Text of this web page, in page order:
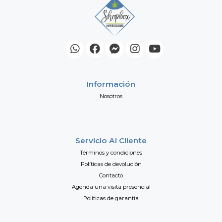
Información
Nosotros
Servicio Al Cliente
Términos y condiciones
Políticas de devolución
Contacto
Agenda una visita presencial
Políticas de garantía